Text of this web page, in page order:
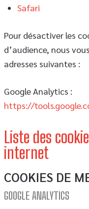
Safari
Pour désactiver les
d’audience, nous
adresses suivantes :
Google Analytics :
https://
Liste des
internet
COOKIES DE
GOOGLE ANALYTICS